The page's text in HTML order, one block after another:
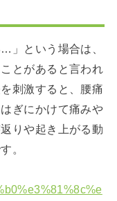
」という場合は、
とがあると言われ
刺激すると、腰痛
ぎにかけて痛みや
りや起き上がる動
。